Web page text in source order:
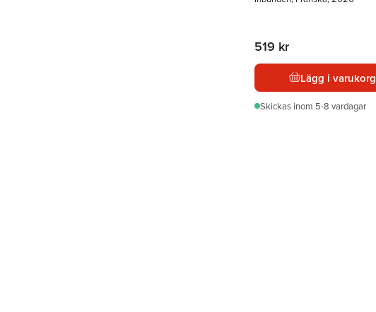
519 kr
Lägg i varukorg
Skickas inom 5-8 vardagar